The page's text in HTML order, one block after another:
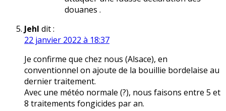
douanes .
Jehl dit :
22 janvier 2022 à 18:37
Je confirme que chez nous (Alsace), en
conventionnel on ajoute de la bouillie bordelaise au
dernier traitement.
Avec une météo normale (?), nous faisons entre 5 et
8 traitements fongicides par an.